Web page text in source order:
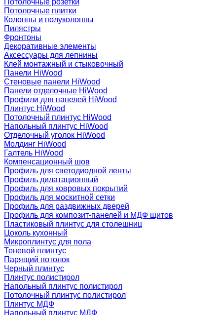
Потолочные розетки
Потолочные плитки
Колонны и полуколонны
Пилястры
Фронтоны
Декоративные элементы
Аксессуары для лепнины
Клей монтажный и стыковочный
Панели HiWood
Стеновые панели HiWood
Панели отделочные HiWood
Профили для панелей HiWood
Плинтус HiWood
Потолочный плинтус HiWood
Напольный плинтус HiWood
Отделочный уголок HiWood
Молдинг HiWood
Галтель HiWood
Компенсационный шов
Профиль для светодиодной ленты
Профиль дилатационный
Профиль для ковровых покрытий
Профиль для москитной сетки
Профиль для раздвижных дверей
Профиль для композит-панелей и МДФ щитов
Пластиковый плинтус для столешниц
Цоколь кухонный
Микроплинтус для пола
Теневой плинтус
Парящий потолок
Черный плинтус
Плинтус полистирол
Напольный плинтус полистирол
Потолочный плинтус полистирол
Плинтус МДФ
Напольный плинтус МДФ